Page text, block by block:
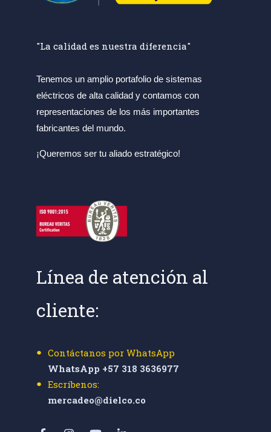
"La calidad es nuestra diferencia"
Tenemos un amplio portafolio de sistemas
eléctricos de alta calidad y contamos con
representaciones de los más importantes
fabricantes del mundo.
¡Queremos ser tu aliado estratégico!
Línea de atención al
cliente:
Contáctanos por WhatsApp
WhatsApp +57 318 3636977
Escríbenos:
mercadeo@dielco.co